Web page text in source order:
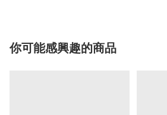
你可能感興趣的商品